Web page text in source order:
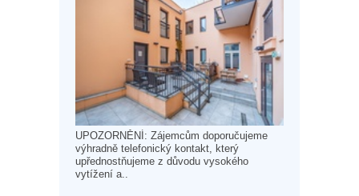
UPOZORNĚNÍ: Zájemcům doporučujeme
výhradně telefonický kontakt, který
upřednostňujeme z důvodu vysokého
vytížení a..